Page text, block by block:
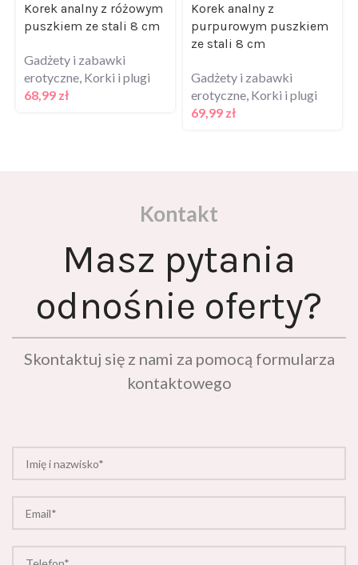
Korek analny z różowym
puszkiem ze stali 8 cm
Gadżety i zabawki
erotyczne Korki i plugi
68,99 zł
Korek analny z
purpurowym puszkiem
ze stali 8 cm
Gadżety i zabawki
erotyczne Korki i plugi
69,99 zł
Kontakt
Masz pytania
odnośnie oferty?
Skontaktuj się z nami za pomocą formularza
kontaktowego